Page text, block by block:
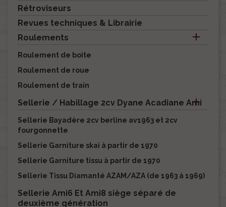
Rétroviseurs
Revues techniques & Librairie
Roulements

Roulement de boite
Roulement de roue
Roulement de train
Sellerie / Habillage 2cv Dyane Acadiane Ami

Sellerie Bayadère 2cv berline av1963 et 2cv
fourgonnette
Sellerie Garniture skai à partir de 1970
Sellerie Garniture tissu à partir de 1970
Sellerie Tissu Diamanté AZAM/AZA (de 1963 à 1969)
Sellerie Ami6 Et Ami8 siège séparé de
deuxième génération